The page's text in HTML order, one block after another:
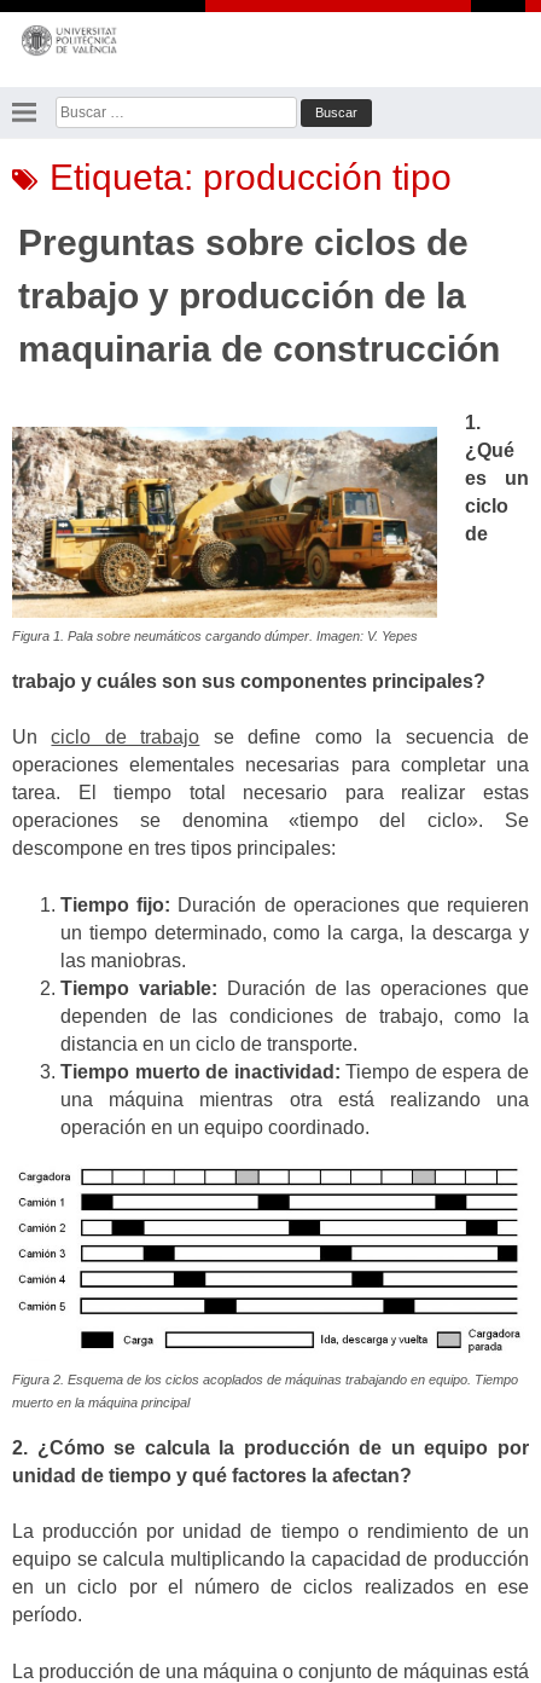
Saltar
contenido
Buscar:
Etiqueta: producción tipo
Preguntas sobre ciclos de
trabajo y producción de la
maquinaria de construcción
Figura 1. Pala sobre neumáticos cargando dúmper. Imagen: V. Yepes
1.
¿Qué
es un
ciclo
de
trabajo y cuáles son sus componentes principales?
Unciclo de trabajo se define como la secuencia de
operaciones elementales necesarias para completar una
tarea. El tiempo total necesario para realizar estas
operaciones se denomina «tiempo del ciclo». Se
descompone en tres tipos principales:
Tiempo fijo: Duración de operaciones que requieren
un tiempo determinado, como la carga, la descarga y
las maniobras.
Tiempo variable: Duración de las operaciones que
dependen de las condiciones de trabajo, como la
distancia en un ciclo de transporte.
Tiempo muerto de inactividad: Tiempo de espera de
una máquina mientras otra está realizando una
operación en un equipo coordinado.
Figura 2. Esquema de los ciclos acoplados de máquinas trabajando en equipo. Tiempo
muerto en la máquina principal
2. ¿Cómo se calcula la producción de un equipo por
unidad de tiempo y qué factores la afectan?
La producción por unidad de tiempo o rendimiento de un
equipo se calcula multiplicando la capacidad de producción
en un ciclo por el número de ciclos realizados en ese
período.
La producción de una máquina o conjunto de máquinas está